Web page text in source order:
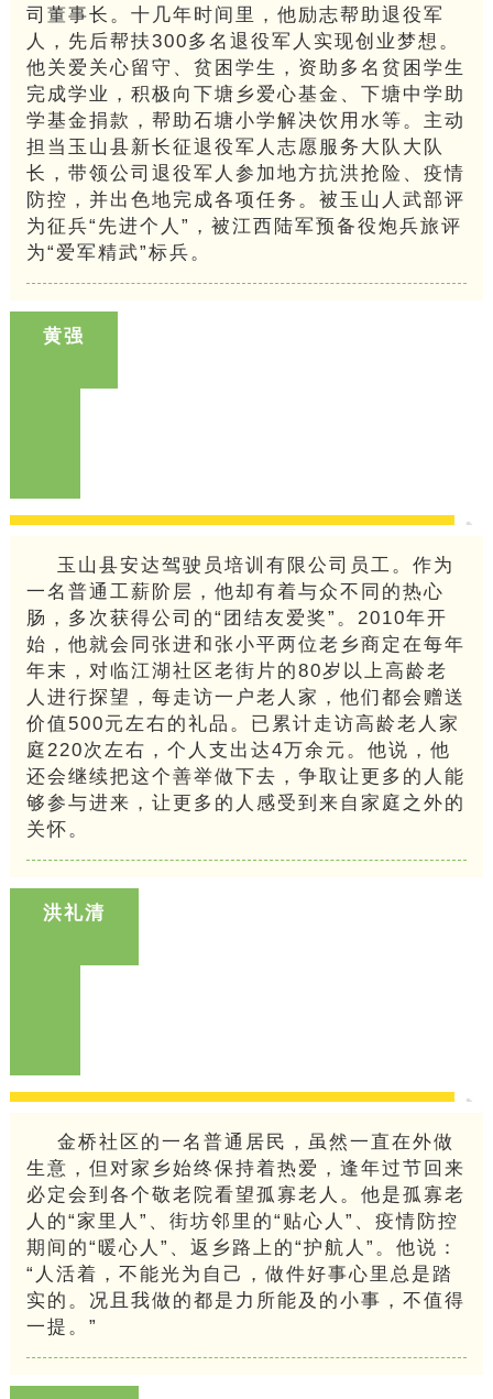
司董事长。十几年时间里，他励志帮助退役军
人，先后帮扶300多名退役军人实现创业梦想。
他关爱关心留守、贫困学生，资助多名贫困学生
完成学业，积极向下塘乡爱心基金、下塘中学助
学基金捐款，帮助石塘小学解决饮用水等。主动
担当玉山县新长征退役军人志愿服务大队大队
长，带领公司退役军人参加地方抗洪抢险、疫情
防控，并出色地完成各项任务。被玉山人武部评
为征兵“先进个人”，被江西陆军预备役炮兵旅评
为“爱军精武”标兵。
黄强
玉山县安达驾驶员培训有限公司员工。作为
一名普通工薪阶层，他却有着与众不同的热心
肠，多次获得公司的“团结友爱奖”。2010年开
始，他就会同张进和张小平两位老乡商定在每年
年末，对临江湖社区老街片的80岁以上高龄老
人进行探望，每走访一户老人家，他们都会赠送
价值500元左右的礼品。已累计走访高龄老人家
庭220次左右，个人支出达4万余元。他说，他
还会继续把这个善举做下去，争取让更多的人能
够参与进来，让更多的人感受到来自家庭之外的
关怀。
洪礼清
金桥社区的一名普通居民，虽然一直在外做
生意，但对家乡始终保持着热爱，逢年过节回来
必定会到各个敬老院看望孤寡老人。他是孤寡老
人的“家里人”、街坊邻里的“贴心人”、疫情防控
期间的“暖心人”、返乡路上的“护航人”。他说：
“人活着，不能光为自己，做件好事心里总是踏
实的。况且我做的都是力所能及的小事，不值得
一提。”